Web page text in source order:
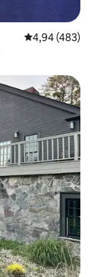
4,94 av 5 i
4,94 (483)